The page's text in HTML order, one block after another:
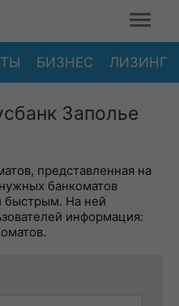
БИЗНЕС ЛИЗИНГ
Заполье
представленная на
банкоматов
быстрым. На ней
информация: